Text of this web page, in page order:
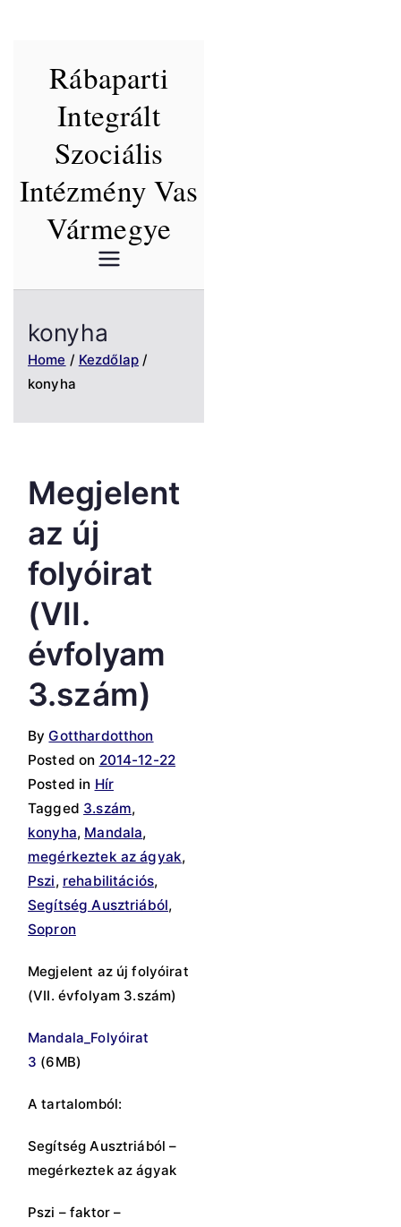
Rábaparti
Integrált
Szociális
Intézmény Vas
Vármegye
konyha
Home
Kezdőlap
konyha
Megjelent
az új
folyóirat
(VII.
évfolyam
3.szám)
ByGotthardotthon
Posted on 2014-12-22
Posted in Hír
Tagged 3.szám,
konyha, Mandala,
megérkeztek az ágyak,
Pszi, rehabilitációs,
Segítség Ausztriából,
Sopron
Megjelent az új folyóirat
(VII. évfolyam 3.szám)
Mandala_Folyóirat
3 (6MB)
A tartalomból:
Segítség Ausztriából –
megérkeztek az ágyak
Pszi – faktor –